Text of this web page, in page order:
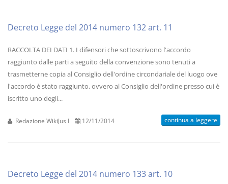
Decreto Legge del 2014 numero 132 art. 11
RACCOLTA DEI DATI 1. I difensori che sottoscrivono l'accordo
raggiunto dalle parti a seguito della convenzione sono tenuti a
trasmetterne copia al Consiglio dell'ordine circondariale del luogo ove
l'accordo è stato raggiunto, ovvero al Consiglio dell'ordine presso cui è
iscritto uno degli...
Redazione WikiJus I 12/11/2014 continua a leggere
Decreto Legge del 2014 numero 133 art. 10